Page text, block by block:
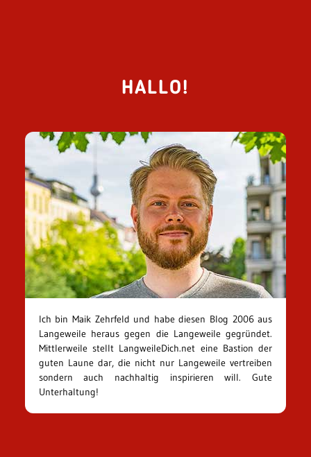
HALLO!
Ich bin Maik Zehrfeld und habe diesen Blog 2006 aus
Langeweile heraus gegen die Langeweile gegründet.
Mittlerweile stellt LangweileDich.net eine Bastion der
guten Laune dar, die nicht nur Langeweile vertreiben
sondern auch nachhaltig inspirieren will. Gute
Unterhaltung!